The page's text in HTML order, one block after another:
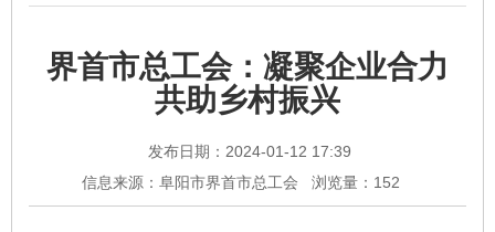
界首市总工会：凝聚企业合力
共助乡村振兴
发布日期：2024-01-12 17:39
信息来源：阜阳市界首市总工会
浏览量： 152